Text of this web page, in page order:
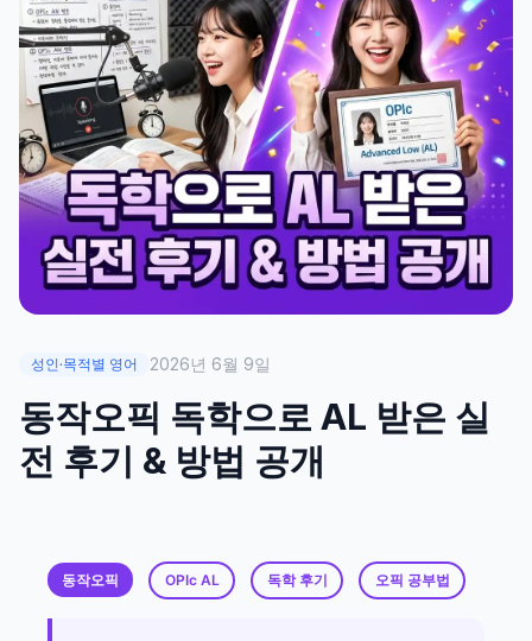
성인·목적별 영어 2026년 6월 9일
동작오픽 독학으로 AL 받은 실
전 후기 & 방법 공개
동작오픽 OPIc AL 독학 후기 오픽 공부법